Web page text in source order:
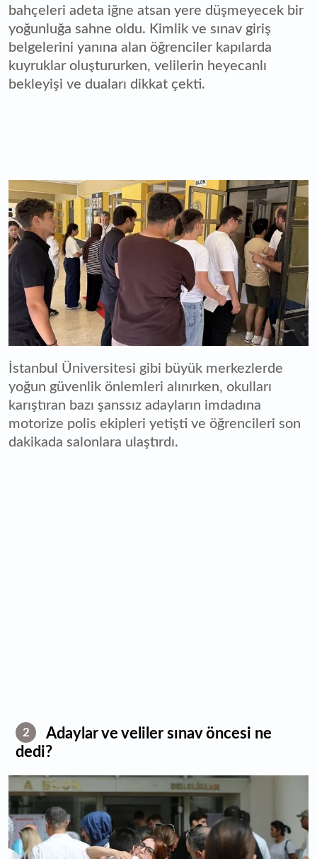
bahçeleri adeta iğne atsan yere düşmeyecek bir
yoğunluğa sahne oldu. Kimlik ve sınav giriş
belgelerini yanına alan öğrenciler kapılarda
kuyruklar oluştururken, velilerin heyecanlı
bekleyişi ve duaları dikkat çekti.
İstanbul Üniversitesi gibi büyük merkezlerde
yoğun güvenlik önlemleri alınırken, okulları
karıştıran bazı şanssız adayların imdadına
motorize polis ekipleri yetişti ve öğrencileri son
dakikada salonlara ulaştırdı.
2
Adaylar ve veliler sınav öncesi ne
dedi?